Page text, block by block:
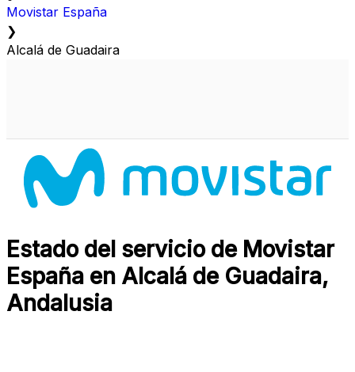
Movistar España
❯
Alcalá de Guadaira
Estado del servicio de Movistar
España en Alcalá de Guadaira,
Andalusia